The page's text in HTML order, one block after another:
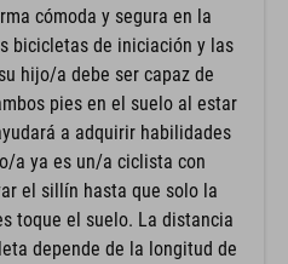
cómoda y segura en la
bicicletas de iniciación y las
hijo/a debe ser capaz de
pies en el suelo al estar
a adquirir habilidades
a ya es un/a ciclista con
el sillín hasta que solo la
toque el suelo. La distancia
depende de la longitud de